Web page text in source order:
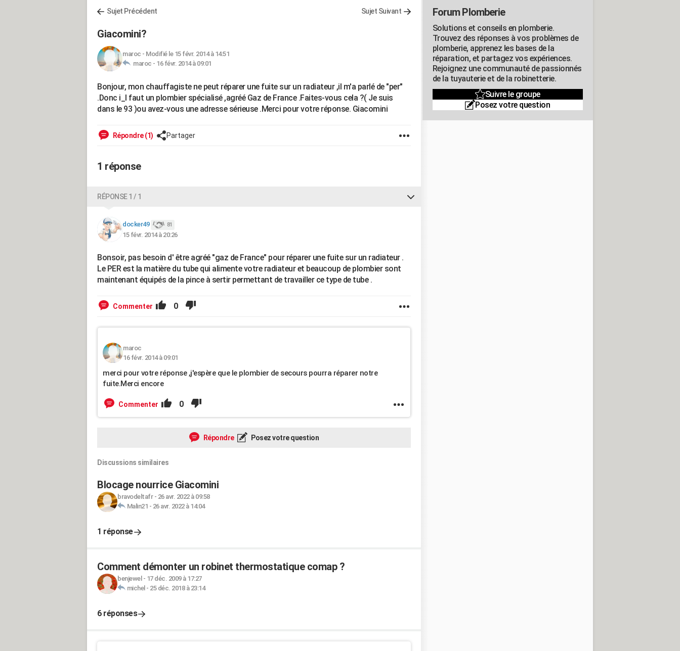
Sujet Précédent Sujet Suivant
Giacomini?
maroc - Modifié le 15 févr. 2014 à 14:51
maroc - 16 févr. 2014 à 09:01
Bonjour, mon chauffagiste ne peut réparer une fuite sur un radiateur ,il m'a parlé de "per"
.Donc i_l faut un plombier spécialisé ,agréé Gaz de France .Faites-vous cela ?( Je suis
dans le 93 )ou avez-vous une adresse sérieuse .Merci pour votre réponse. Giacomini
Répondre (1) Partager
1 réponse
RÉPONSE 1 / 1
docker49 81
15 févr. 2014 à 20:26
Bonsoir, pas besoin d' être agréé "gaz de France" pour réparer une fuite sur un radiateur .
Le PER est la matière du tube qui alimente votre radiateur et beaucoup de plombier sont
maintenant équipés de la pince à sertir permettant de travailler ce type de tube .
Commenter 0
maroc
16 févr. 2014 à 09:01
merci pour votre réponse ,j'espère que le plombier de secours pourra réparer notre
fuite.Merci encore
Commenter 0
Répondre Posez votre question
Discussions similaires
Blocage nourrice Giacomini
bravodeltafr- 26 avr. 2022 à 09:58
Malin21 - 26 avr. 2022 à 14:04
1 réponse
Comment démonter un robinet thermostatique comap ?
benjewel - 17 déc. 2009 à 17:27
michel - 25 déc. 2018 à 23:14
6 réponses
Forum Plomberie
Solutions et conseils en plomberie.
Trouvez des réponses à vos problèmes de
plomberie, apprenez les bases de la
réparation, et partagez vos expériences.
Rejoignez une communauté de passionnés
de la tuyauterie et de la robinetterie.
Suivre le groupe
Posez votre question